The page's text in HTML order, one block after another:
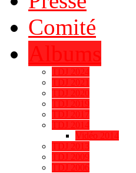
Comité
Albums
TDJ 2024
TDJ 2021
TDJ 2020
TDJ 2019
TDJ 2017
TDJ 2014
Vidéo 2014
TDJ 2013
TDJ 2009
TDJ 2006